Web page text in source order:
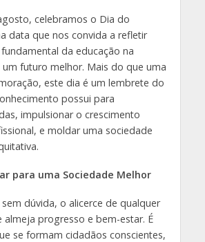
celebramos o Dia do
data que nos convida a refletir
da educação na
futuro melhor. Mais do que uma
este dia é um lembrete do
possui para
impulsionar o crescimento
e moldar uma sociedade
para uma Sociedade Melhor
dúvida, o alicerce de qualquer
almeja progresso e bem-estar. É
se formam cidadãos conscientes,